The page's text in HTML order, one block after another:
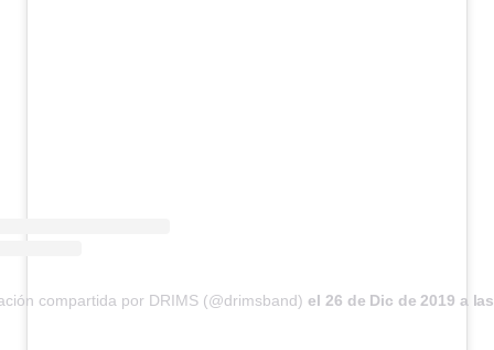
compartida por DRIMS (@drimsband) el 26 de Dic de 2019 a